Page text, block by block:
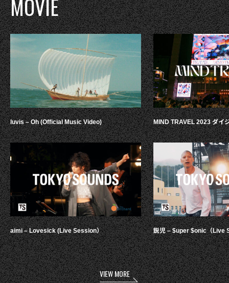
MOVIE
luvis – Oh (Official Music Video)
aimi – Lovesick (Live Session）
MIND TRAVEL 2023 ダイ
鋭児 – $uper $onic（Live
VIEW MORE